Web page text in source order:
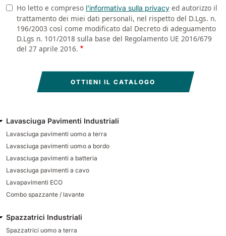
Privacy
Ho letto e compreso l'informativa sulla privacy ed autorizzo il
trattamento dei miei dati personali, nel rispetto del D.Lgs. n.
196/2003 così come modificato dal Decreto di adeguamento
D.Lgs n. 101/2018 sulla base del Regolamento UE 2016/679
del 27 aprile 2016.
Lavasciuga Pavimenti Industriali
Lavasciuga pavimenti uomo a terra
Lavasciuga pavimenti uomo a bordo
Lavasciuga pavimenti a batteria
Lavasciuga pavimenti a cavo
Lavapavimenti ECO
Combo spazzante / lavante
Spazzatrici Industriali
Spazzatrici uomo a terra